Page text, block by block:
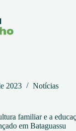
2023 Notícias
familiar e a
em Bataguassu